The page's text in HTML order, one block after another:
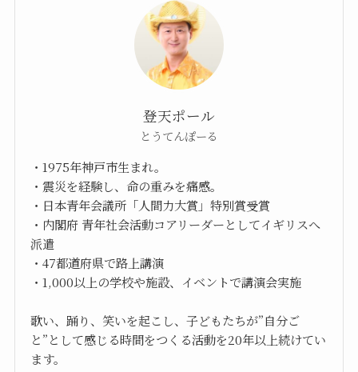
登天ポール
とうてんぽーる
・1975年神戸市生まれ。
・震災を経験し、命の重みを痛感。
・日本青年会議所「人間力大賞」特別賞受賞
・内閣府 青年社会活動コアリーダーとしてイギリスへ
派遣
・47都道府県で路上講演
・1,000以上の学校や施設、イベントで講演会実施
歌い、踊り、笑いを起こし、子どもたちが”自分ご
と”として感じる時間をつくる活動を20年以上続けてい
ます。